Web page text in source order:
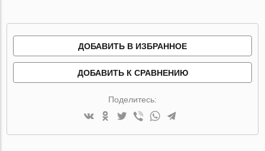
ДОБАВИТЬ В ИЗБРАННОЕ
ДОБАВИТЬ К СРАВНЕНИЮ
Поделитесь: